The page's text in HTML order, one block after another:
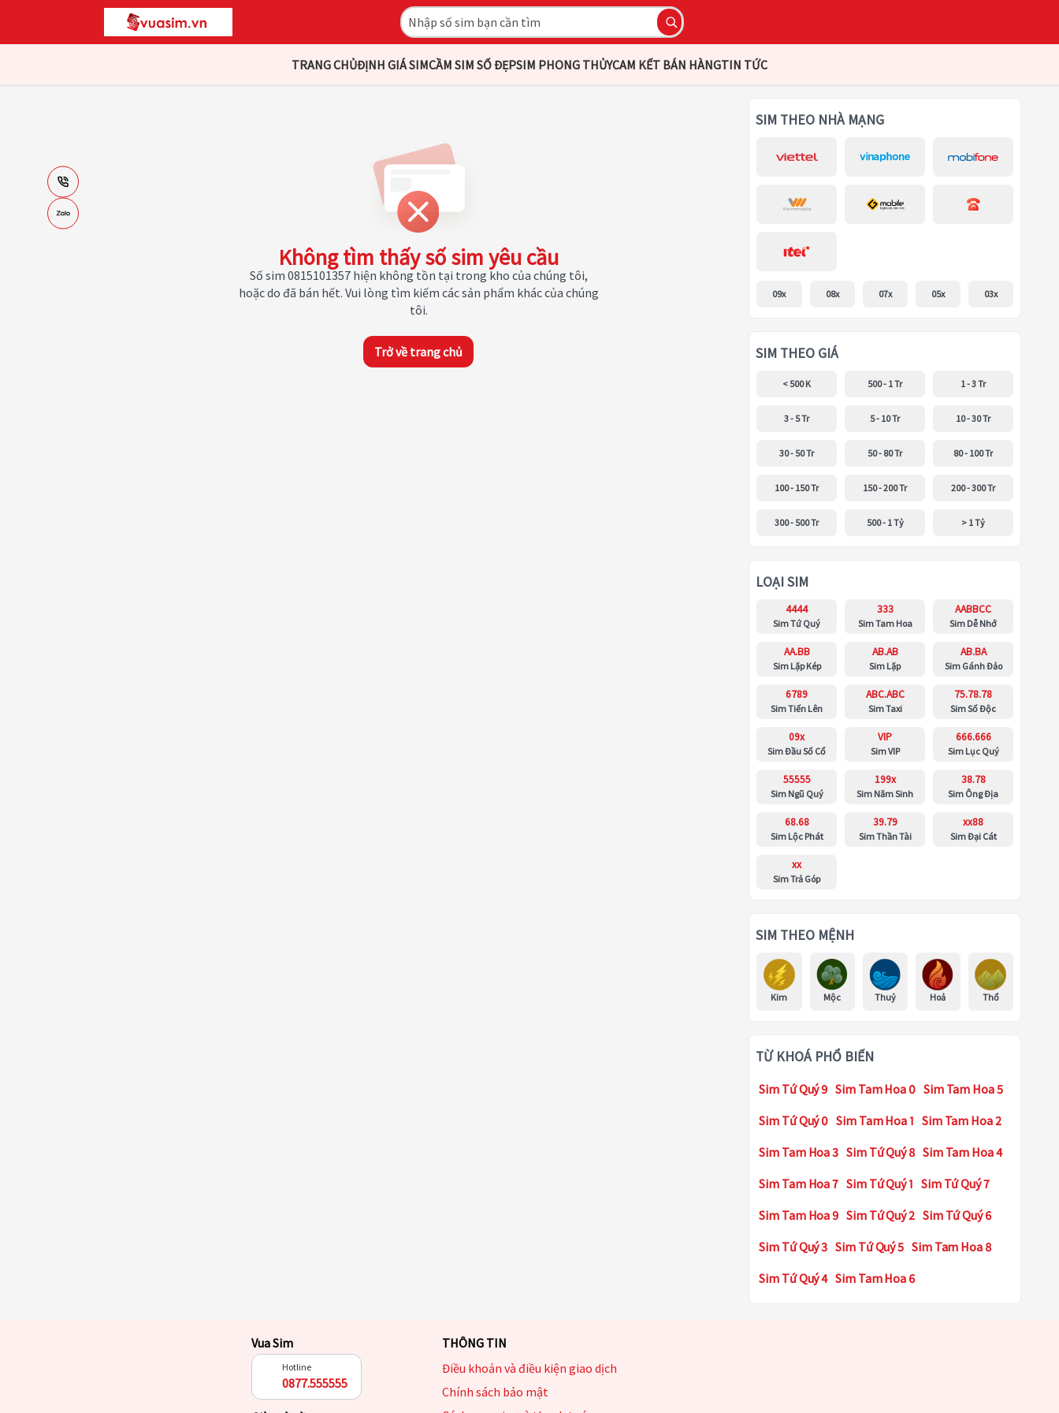
TRANG CHỦĐỊNH GIÁ SIMCẦM SIM SỐ ĐẸPSIM PHONG THỦYCAM KẾT BÁN HÀNGTIN TỨC
Không tìm thấy số sim yêu cầu
Số sim 0815101357 hiện không tồn tại trong kho của chúng tôi,
hoặc do đã bán hết. Vui lòng tìm kiếm các sản phẩm khác của chúng
tôi.
Trở về trang chủ
SIM THEO NHÀ MẠNG
09x 08x 07x 05x 03x
SIM THEO GIÁ
< 500 K 500 - 1 Tr 1 - 3 Tr
3 - 5 Tr 5 - 10 Tr 10 - 30 Tr
30 - 50 Tr 50 - 80 Tr 80 - 100 Tr
100 - 150 Tr 150 - 200 Tr 200 - 300 Tr
300 - 500 Tr 500 - 1 Tỷ > 1 Tỷ
LOẠI SIM
4444
Sim Tứ Quý
333
Sim Tam Hoa
AABBCC
Sim Dễ Nhớ
AA.BB
Sim Lặp Kép
AB.AB
Sim Lặp
AB.BA
Sim Gánh Đảo
6789
Sim Tiến Lên
ABC.ABC
Sim Taxi
75.78.78
Sim Số Độc
09x
Sim Đầu Số Cổ
VIP
Sim VIP
666.666
Sim Lục Quý
55555
Sim Ngũ Quý
199x
Sim Năm Sinh
38.78
Sim Ông Địa
68.68
Sim Lộc Phát
39.79
Sim Thần Tài
xx88
Sim Đại Cát
xx
Sim Trả Góp
SIM THEO MỆNH
Kim Mộc Thuỷ Hoả Thổ
TỪ KHOÁ PHỔ BIẾN
Sim Tứ Quý 9 Sim Tam Hoa 0 Sim Tam Hoa 5
Sim Tứ Quý 0 Sim Tam Hoa 1 Sim Tam Hoa 2
Sim Tam Hoa 3 Sim Tứ Quý 8 Sim Tam Hoa 4
Sim Tam Hoa 7 Sim Tứ Quý 1 Sim Tứ Quý 7
Sim Tam Hoa 9 Sim Tứ Quý 2 Sim Tứ Quý 6
Sim Tứ Quý 3 Sim Tứ Quý 5 Sim Tam Hoa 8
Sim Tứ Quý 4 Sim Tam Hoa 6
Vua Sim
Hotline
0877.555555
THÔNG TIN
Điều khoản và điều kiện giao dịch
Chính sách bảo mật